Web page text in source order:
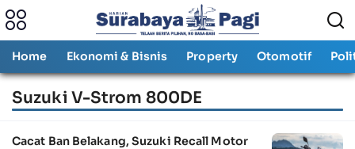
Home Ekonomi & Bisnis Property Otomotif
Suzuki V-Strom 800DE
Cacat Ban Belakang, Suzuki Recall Motor